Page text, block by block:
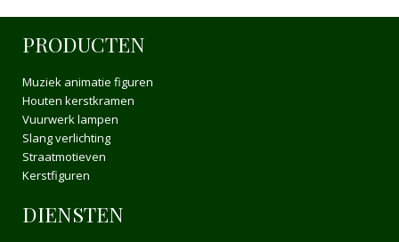
PRODUCTEN
Muziek animatie figuren
Houten kerstkramen
Vuurwerk lampen
Slang verlichting
Straatmotieven
Kerstfiguren
DIENSTEN